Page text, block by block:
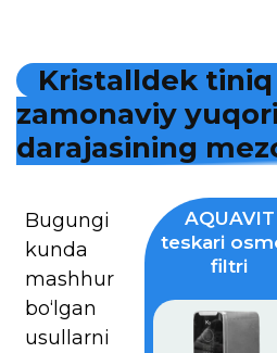
Kristalldek tiniq
zamonaviy yuqori
darajasining mez
Bugungi
kunda
mashhur
bo‘lgan
usullarni
AQUAVIT
teskari
filtri